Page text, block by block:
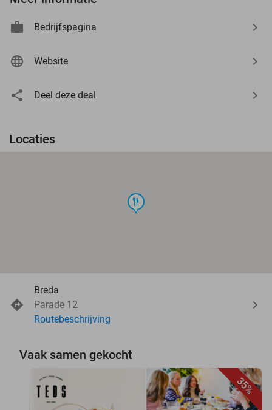
Bedrijfspagina
Website
Deel deze deal
Locaties
food
Breda
Parade 12
Routebeschrijving
Vaak samen gekocht
35%